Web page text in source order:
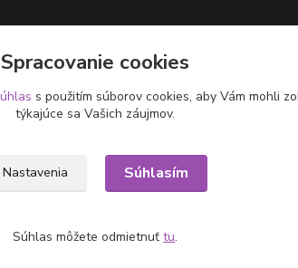
Spracovanie cookies
s použitím súborov cookies, aby Vám mohli
týkajúce sa Vašich záujmov.
Nastavenia Súhlasím
Súhlas môžete odmietnuť tu.